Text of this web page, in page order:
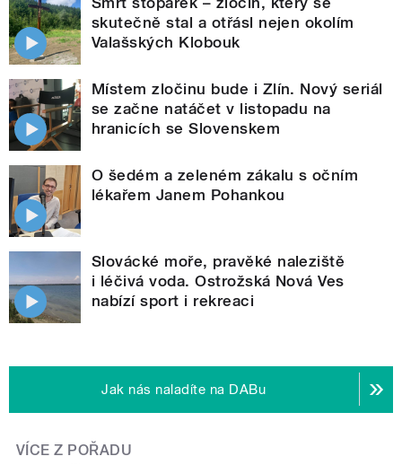
skutečně stal a otřásl nejen okolím
Valašských Klobouk
Místem zločinu bude i Zlín. Nový seriál
se začne natáčet v listopadu na
hranicích se Slovenskem
O šedém a zeleném zákalu s očním
lékařem Janem Pohankou
Slovácké moře, pravěké naleziště
i léčivá voda. Ostrožská Nová Ves
nabízí sport i rekreaci
Jak nás naladíte na DABu
VÍCE Z POŘADU